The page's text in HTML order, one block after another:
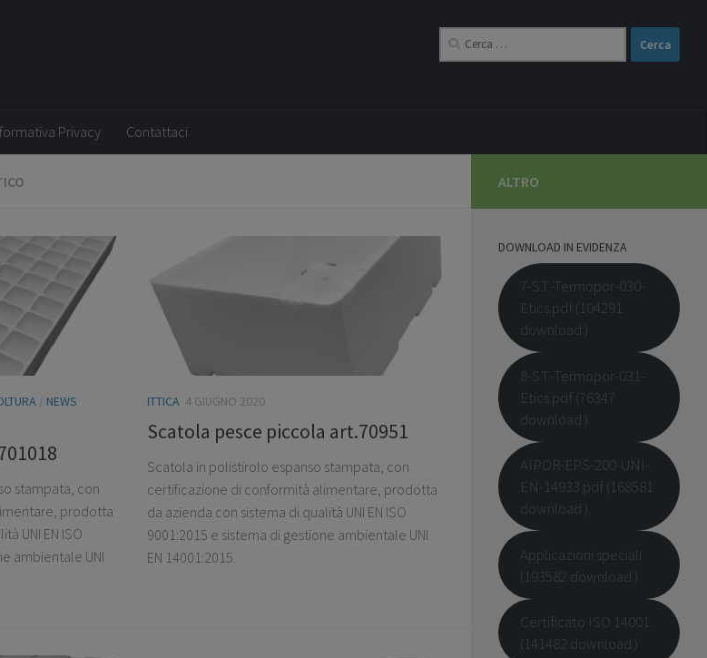
Ricerca
per:
Privacy Contattaci
/ NEWS
stampata, con
prodotta
UNI EN ISO
ambientale UNI
ITTICA 4 GIUGNO 2020
Scatola pesce piccola art.70951
Scatola in polistirolo espanso stampata, con
certificazione di conformità alimentare, prodotta
da azienda con sistema di qualità UNI EN ISO
9001:2015 e sistema di gestione ambientale UNI
EN 14001:2015.
ALTRO
DOWNLOAD IN EVIDENZA
7-S.T.-Termopor-030-
Etics.pdf (104291
download )
8-S.T.-Termopor-031-
Etics.pdf (76347
download )
AIPOR-EPS-200-UNI-
EN-14933.pdf (168581
download )
Applicazioni speciali
(193582 download )
Certificato ISO 14001
(141482 download )